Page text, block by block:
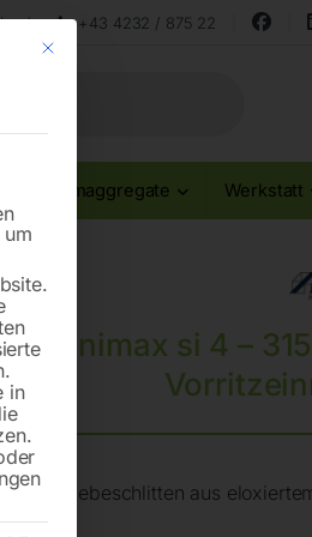
+43 4232 / 875 22
Stromaggregate Werkstatt
minimax si 4 –
Schiebeschlitten aus
Mit diesem Button wird der Dialog
in